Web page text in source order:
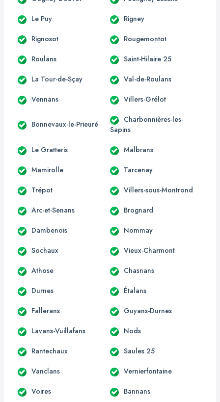
Le Puy Rigney
Rignosot Rougemontot
Roulans Saint-Hilaire 25
La Tour-de-Sçay Val-de-Roulans
Vennans Villers-Grélot
Bonnevaux-le-Prieuré
Charbonnières-les-
Sapins
Le Gratteris Malbrans
Mamirolle Tarcenay
Trépot Villers-sous-Montrond
Arc-et-Senans Brognard
Dambenois Nommay
Sochaux Vieux-Charmont
Athose Chasnans
Durnes Étalans
Fallerans Guyans-Durnes
Lavans-Vuillafans Nods
Rantechaux Saules 25
Vanclans Vernierfontaine
Voires Bannans